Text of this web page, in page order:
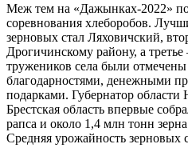
Меж тем на «Дажынках-2022»
соревнования хлеборобов.
зерновых стал Ляховичский,
Дрогичинскому району, а
тружеников села были
благодарностями, денежными
подарками. Губернатор
Брестская область впервые
рапса и около 1,4 млн тонн
Средняя урожайность зерновых